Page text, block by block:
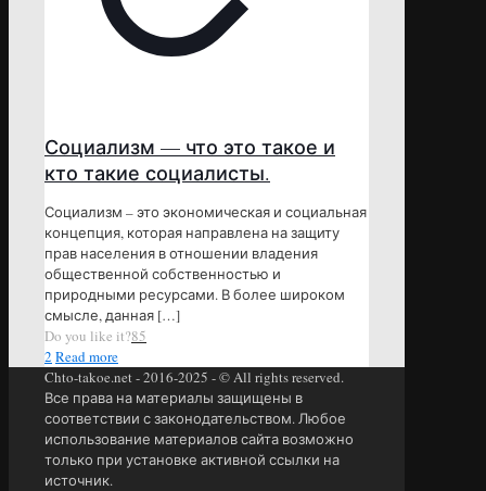
Социализм — что это такое и
кто такие социалисты.
Социализм – это экономическая и социальная
концепция, которая направлена на защиту
прав населения в отношении владения
общественной собственностью и
природными ресурсами. В более широком
смысле, данная […]
Do you like it?85
2 Read more
Chto-takoe.net - 2016-2025 - © All rights reserved.
Все права на материалы защищены в
соответствии с законодательством. Любое
использование материалов сайта возможно
только при установке активной ссылки на
источник.